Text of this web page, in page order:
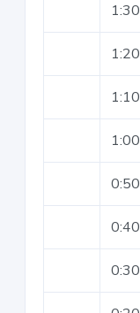
1:30
1:20
1:10
1:00
0:50
0:40
0:30